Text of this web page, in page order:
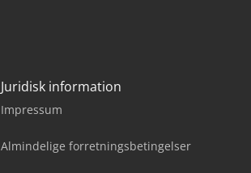
Juridisk information
Impressum
Almindelige forretningsbetingelser